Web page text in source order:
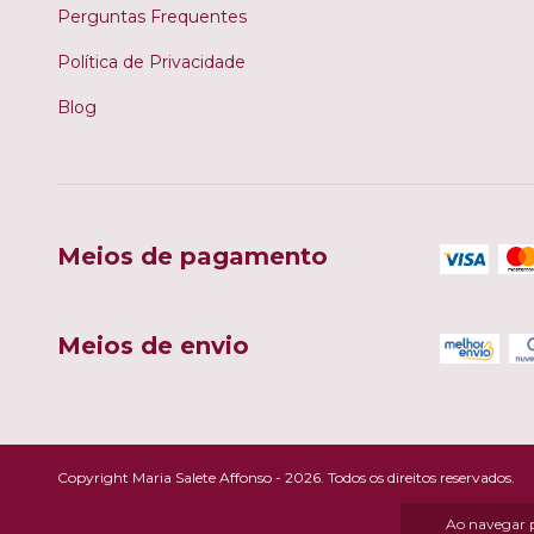
Ao navegar
Perguntas Frequentes
Política de Privacidade
Blog
Meios de pagamento
Meios de envio
Copyright Maria Salete Affonso - 2026. Todos os direitos reservados.